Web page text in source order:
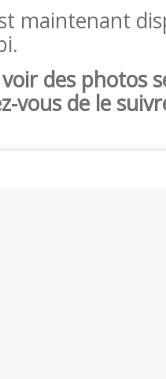
maintenant
des photos
vous de le